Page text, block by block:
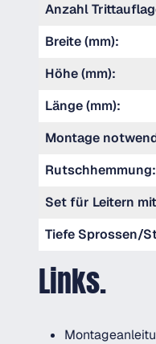
Anzahl
Breite (mm):
Höhe (mm):
Länge (mm):
Montage
Rutschhemmung:
Set für Leitern
Tiefe Sprossen/
Links.